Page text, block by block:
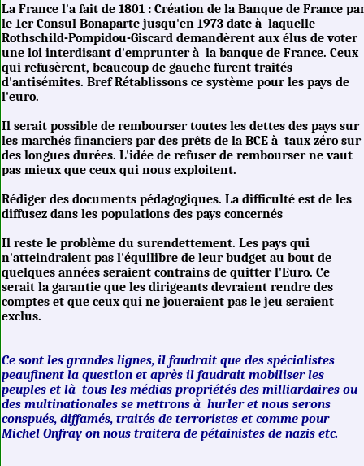
La France l'a fait de 1801 : Création de la Banque de France
le 1er Consul Bonaparte jusqu'en 1973 date à laquelle
Rothschild-Pompidou-Giscard demandèrent aux élus de voter
une loi interdisant d'emprunter à la banque de France. Ceux
qui refusèrent, beaucoup de gauche furent traités
d'antisémites. Bref Rétablissons ce système pour les pays de
l'euro.
Il serait possible de rembourser toutes les dettes des pays sur
les marchés financiers par des prêts de la BCE à taux zéro sur
des longues durées. L'idée de refuser de rembourser ne vaut
pas mieux que ceux qui nous exploitent.
Rédiger des documents pédagogiques. La difficulté est de les
diffusez dans les populations des pays concernés
Il reste le problème du surendettement. Les pays qui
n'atteindraient pas l'équilibre de leur budget au bout de
quelques années seraient contrains de quitter l'Euro. Ce
serait la garantie que les dirigeants devraient rendre des
comptes et que ceux qui ne joueraient pas le jeu seraient
exclus.
Ce sont les grandes lignes, il faudrait que des spécialistes
peaufinent la question et après il faudraitmobiliserles
peuples et là tous les médias propriétés des milliardaires ou
des multinationales semettrons à hurler et nous serons
conspués, diffamés, traités de terroristes et comme pour
Michel Onfray on nous traitera de pétainistes de nazis etc.